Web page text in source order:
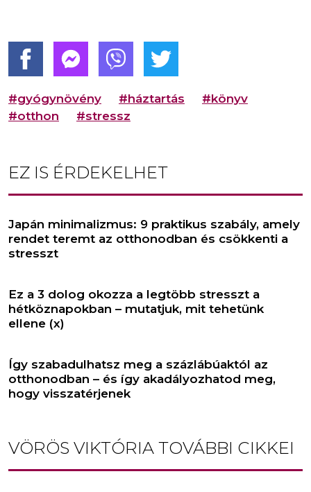
#gyógynövény #háztartás
#könyv
#otthon
#stressz
EZ IS ÉRDEKELHET
Japán minimalizmus: 9 praktikus szabály, amely
rendet teremt az otthonodban és csökkenti a
stresszt
Ez a 3 dolog okozza a legtöbb stresszt a
hétköznapokban – mutatjuk, mit tehetünk
ellene (x)
Így szabadulhatsz meg a százlábúaktól az
otthonodban – és így akadályozhatod meg,
hogy visszatérjenek
VÖRÖS VIKTÓRIA TOVÁBBI CIKKEI